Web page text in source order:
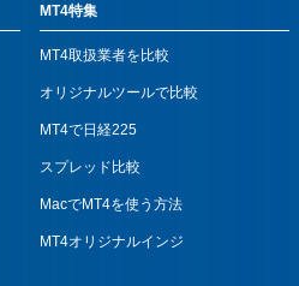
MT4特集
MT4取扱業者を比較
オリジナルツールで比較
MT4で日経225
スプレッド比較
MacでMT4を使う方法
MT4オリジナルインジ